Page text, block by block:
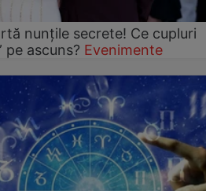
nunțile secrete! Ce cupluri
pe ascuns? Evenimente